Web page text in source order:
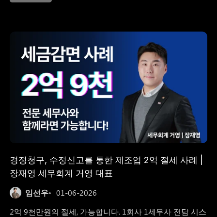
경정청구, 수정신고를 통한 제조업 2억 절세 사례 |
장재영 세무회계 거영 대표
임선우
01-06-2026
2억 9천만원의 절세, 가능합니다. 1회사 1세무사 전담 시스